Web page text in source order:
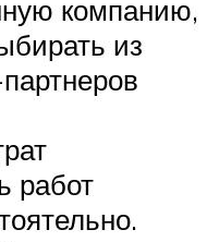
компанию,
из
работ